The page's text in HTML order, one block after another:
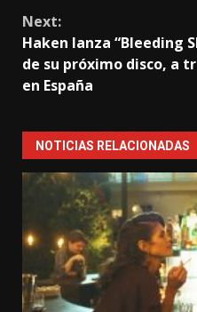
Next:
Haken lanza “Bleeding
de su próximo disco, a
en España
NOTICIAS RELACIONADAS